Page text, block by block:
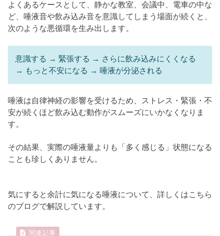
よくあるケースとして、静かな教室、会議中、電車の中な
ど、唾液音や飲み込み音を意識してしまう場面が続くと、
次のような悪循環を生み出します。
意識する → 緊張する → さらに飲み込みにくくなる
→ もっと不安になる → 唾液が分泌される
唾液は自律神経の影響を受けるため、ストレス・緊張・不
安が続くほど飲み込む動作がスムーズにいかなくなりま
す。
その結果、実際の唾液量よりも「多く感じる」状態になる
ことも珍しくありません。
気にすると余計に気になる唾液について、詳しくはこちら
のブログで解説しています。